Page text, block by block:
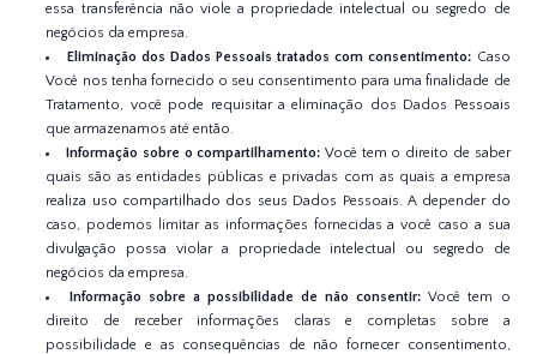
essa transferência não viole a propriedade intelectual ou segredo de
negócios da empresa.
Eliminação dos Dados Pessoais tratados com consentimento: Caso
Você nos tenha fornecido o seu consentimento para uma finalidade de
Tratamento, você pode requisitar a eliminação dos Dados Pessoais
que armazenamos até então.
Informação sobre o compartilhamento: Você tem o direito de saber
quais são as entidades públicas e privadas com as quais a empresa
realiza uso compartilhado dos seus Dados Pessoais. A depender do
caso, podemos limitar as informações fornecidas a você caso a sua
divulgação possa violar a propriedade intelectual ou segredo de
negócios da empresa.
Informação sobre a possibilidade de não consentir: Você tem o
direito de receber informações claras e completas sobre a
possibilidade e as consequências de não fornecer consentimento,